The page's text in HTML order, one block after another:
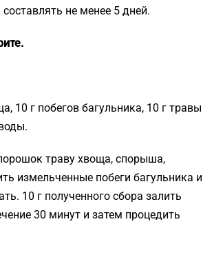
не менее 5 дней.
10 г побегов багульника, 10 г травы
траву хвоща, спорыша,
измельченные побеги багульника и
10 г полученного сбора залить
30 минут и затем процедить